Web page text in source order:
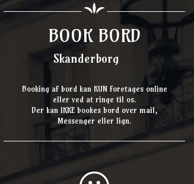
BOOK BORD
Skanderborg
Booking af bord kan KUN foretages online
eller ved at ringe til os.
Der kan IKKE bookes bord over mail,
Messenger eller lign.